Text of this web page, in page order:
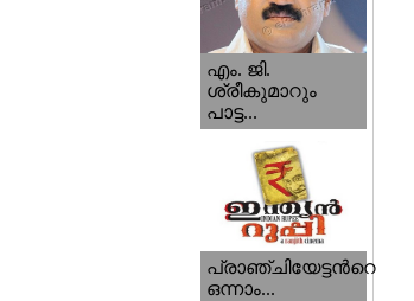
എം. ജി.
ശ്രീകുമാറും
പാട്ട...
പ്രാഞ്ചിയേട്ടന്‍റെ
ഒന്നാം...